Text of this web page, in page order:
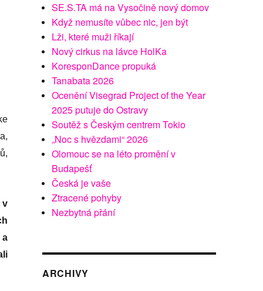
a
SE.S.TA má na Vysočině nový domov
Když nemusíte vůbec nic, jen být
Lži, které muži říkají
Nový cirkus na lávce HolKa
KoresponDance propuká
Tanabata 2026
Ocenění Visegrad Project of the Year
2025 putuje do Ostravy
Soutěž s Českým centrem Tokio
„Noc s hvězdami“ 2026
Olomouc se na léto promění v
Budapešť
Česká je vaše
Ztracené pohyby
Nezbytná přání
ARCHIVY